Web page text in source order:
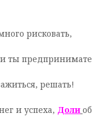
рисковать,
ты
решать!
и успеха, Доли